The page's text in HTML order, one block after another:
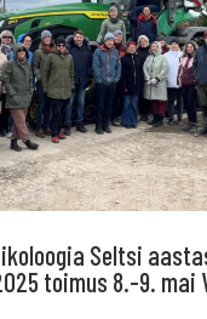
Seltsi
toimus 8.-9. mai